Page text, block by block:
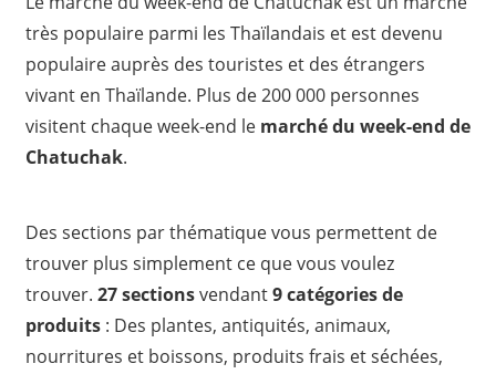
très populaire parmi les Thaïlandais et est devenu
populaire auprès des touristes et des étrangers
vivant en Thaïlande. Plus de 200 000 personnes
visitent chaque week-end le marché du week-end de
Chatuchak.
Des sections par thématique vous permettent de
trouver plus simplement ce que vous voulez
trouver. 27 sectionsvendant9 catégories de
produits: Des plantes, antiquités, animaux,
nourritures et boissons, produits frais et séchées,